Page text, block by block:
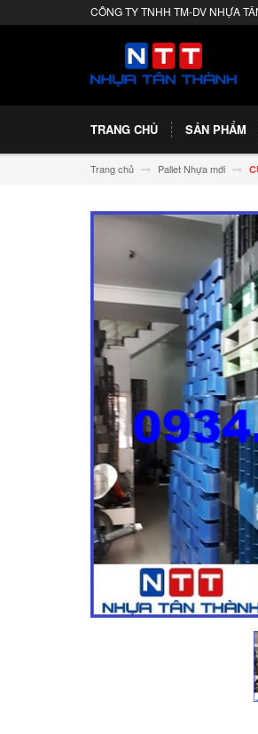
CÔNG TY TNHH TM-DV NHỰA
TRANG CHỦ SẢN PHẨM
Trang chủ Pallet Nhựa mới